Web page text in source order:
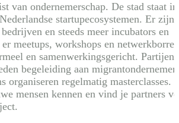
van ondernemerschap. De stad staat in
startup­ecosystemen. Er zijn
en steeds meer incubators en
meetups, workshops en
en samenwerkingsgericht. Partijen
begeleiding aan
organiseren regelmatig masterclasses.
mensen kennen en vind je partners